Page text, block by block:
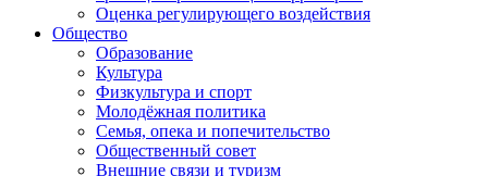
Оценка регулирующего воздействия
Общество
Образование
Культура
Физкультура и спорт
Молодёжная политика
Семья, опека и попечительство
Общественный совет
Внешние связи и туризм